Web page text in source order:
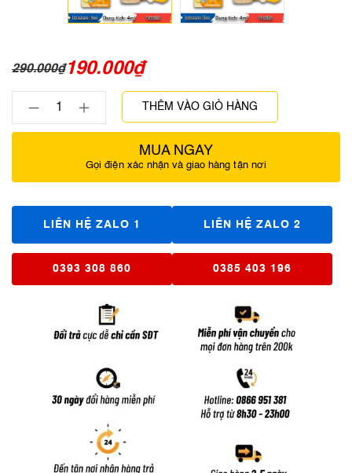
290.000₫190.000₫
THÊM VÀO GIỎ HÀNG
MUA NGAY
Gọi điện xác nhận và giao hàng tận nơi
LIÊN HỆ ZALO 1 LIÊN HỆ ZALO 2
0393 308 860 0385 403 196